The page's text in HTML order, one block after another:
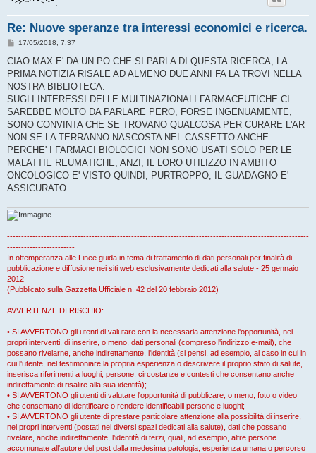
Re: Nuove speranze tra interessi economici e ricerca.
M
s
a
g
i
o
17/05/2018, 7:37
CIAO MAX E' DA UN PO CHE SI PARLA DI QUESTA RICERCA, LA
PRIMA NOTIZIA RISALE AD ALMENO DUE ANNI FA LA TROVI NELLA
NOSTRA BIBLIOTECA.
SUGLI INTERESSI DELLE MULTINAZIONALI FARMACEUTICHE CI
SAREBBE MOLTO DA PARLARE PERO, FORSE INGENUAMENTE,
SONO CONVINTA CHE SE TROVANO QUALCOSA PER CURARE L'AR
NON SE LA TERRANNO NASCOSTA NEL CASSETTO ANCHE
PERCHE' I FARMACI BIOLOGICI NON SONO USATI SOLO PER LE
MALATTIE REUMATICHE, ANZI, IL LORO UTILIZZO IN AMBITO
ONCOLOGICO E' VISTO QUINDI, PURTROPPO, IL GUADAGNO E'
ASSICURATO.
-----------------------------------------------------------------------------------------------------------
------------------------
In ottemperanza alle Linee guida in tema di trattamento di dati personali per finalità di
pubblicazione e diffusione nei siti web esclusivamente dedicati alla salute - 25 gennaio
2012
(Pubblicato sulla Gazzetta Ufficiale n. 42 del 20 febbraio 2012)
AVVERTENZE DI RISCHIO:
• SI AVVERTONO gli utenti di valutare con la necessaria attenzione l'opportunità, nei
propri interventi, di inserire, o meno, dati personali (compreso l'indirizzo e-mail), che
possano rivelarne, anche indirettamente, l'identità (si pensi, ad esempio, al caso in cui in
cui l'utente, nel testimoniare la propria esperienza o descrivere il proprio stato di salute,
inserisca riferimenti a luoghi, persone, circostanze e contesti che consentano anche
indirettamente di risalire alla sua identità);
• SI AVVERTONO gli utenti di valutare l'opportunità di pubblicare, o meno, foto o video
che consentano di identificare o rendere identificabili persone e luoghi;
• SI AVVERTONO gli utente di prestare particolare attenzione alla possibilità di inserire,
nei propri interventi (postati nei diversi spazi dedicati alla salute), dati che possano
rivelare, anche indirettamente, l'identità di terzi, quali, ad esempio, altre persone
accomunate all'autore del post dalla medesima patologia, esperienza umana o percorso